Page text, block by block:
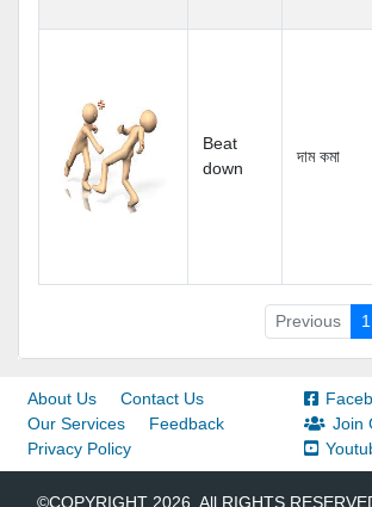
Beat
down
দাম কমা
Previous 1
About Us
Contact Us
Our Services
Feedback
Privacy Policy
Join
©COPYRIGHT 2026. All RIGHTS